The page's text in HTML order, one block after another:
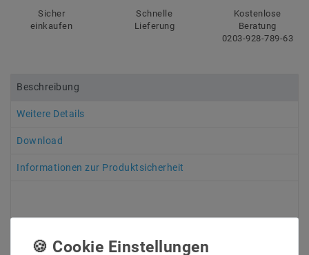
Sicher
einkaufen
Schnelle
Lieferung
Kostenlose
Beratung
0203-928-789-63
Beschreibung
Weitere Details
Download
Informationen zur Produktsicherheit
LED CONNEX 2819SDIM RF-FB
für 1009 Dimmung 4 Zone